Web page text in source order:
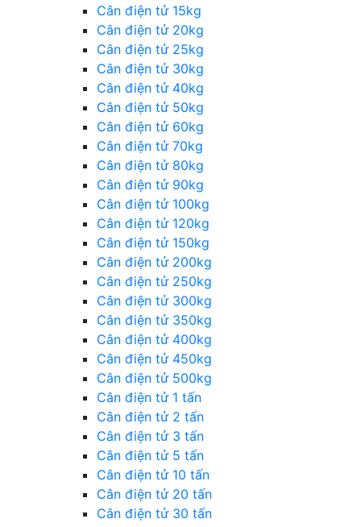
Cân điện tử 15kg
Cân điện tử 20kg
Cân điện tử 25kg
Cân điện tử 30kg
Cân điện tử 40kg
Cân điện tử 50kg
Cân điện tử 60kg
Cân điện tử 70kg
Cân điện tử 80kg
Cân điện tử 90kg
Cân điện tử 100kg
Cân điện tử 120kg
Cân điện tử 150kg
Cân điện tử 200kg
Cân điện tử 250kg
Cân điện tử 300kg
Cân điện tử 350kg
Cân điện tử 400kg
Cân điện tử 450kg
Cân điện tử 500kg
Cân điện tử 1 tấn
Cân điện tử 2 tấn
Cân điện tử 3 tấn
Cân điện tử 5 tấn
Cân điện tử 10 tấn
Cân điện tử 20 tấn
Cân điện tử 30 tấn